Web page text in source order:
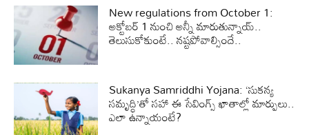
New regulations from October 1:
అక్టోబర్ 1 నుంచి అన్నీ మారుతున్నాయ్..
తెలుసుకోకుంటే.. నష్టపోవాల్సిందే..
Sukanya Samriddhi Yojana: ‘సుకన్య
సమృద్ధి’తో సహా ఈ సేవింగ్స్ ఖాతాల్లో మార్పులు..
ఎలా ఉన్నాయంటే?